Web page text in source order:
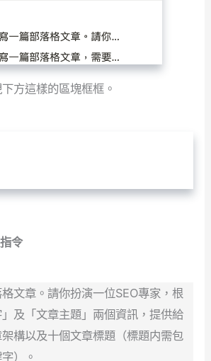
方這樣的區塊框框。
令
文章。請你扮演一位SEO專家，根
及「文章主題」兩個資訊，提供給
構以及十個文章標題（標題内需包
）。